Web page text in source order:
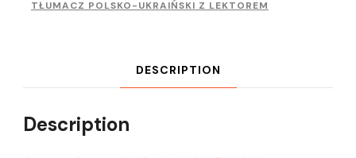
TŁUMACZ POLSKO-UKRAIŃSKI Z LEKTOREM
DESCRIPTION
Description